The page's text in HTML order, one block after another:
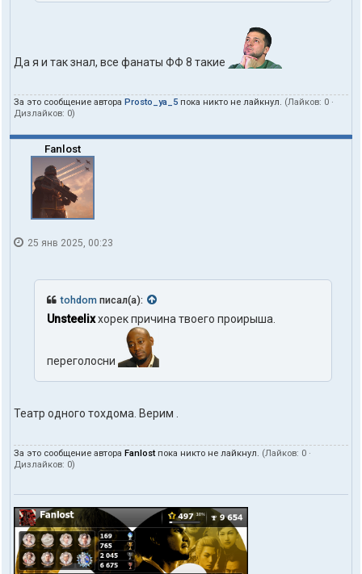
Да я и так знал, все фанаты ФФ 8 такие
За это сообщение автора Prosto_ya_5 пока никто не лайкнул. (Лайков: 0 ·
Дизлайков: 0)
Fanlost
25 янв 2025, 00:23
tohdom писал(а):
Unsteelixхорек причина твоего проирыша.
переголосни
Театр одного тохдома. Верим .
За это сообщение автора Fanlostпока никто не лайкнул. (Лайков: 0 ·
Дизлайков: 0)